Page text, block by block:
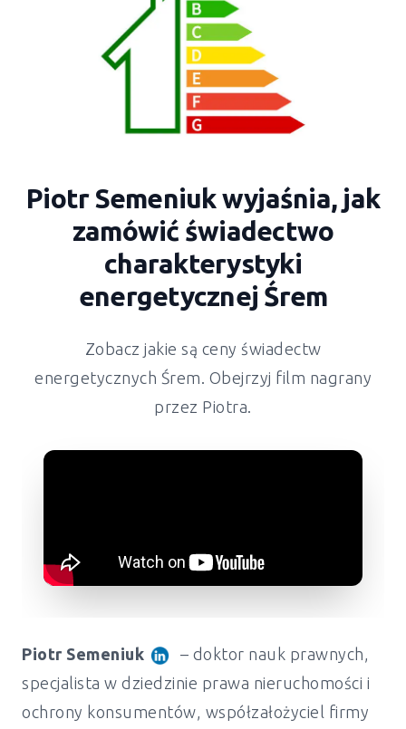
Piotr Semeniuk wyjaśnia, jak
zamówić świadectwo
charakterystyki
energetycznej Śrem
Zobacz jakie są ceny świadectw
energetycznych Śrem. Obejrzyj film nagrany
przez Piotra.
Piotr Semeniuk
– doktor nauk prawnych,
specjalista w dziedzinie prawa nieruchomości i
ochrony konsumentów, współzałożyciel firmy